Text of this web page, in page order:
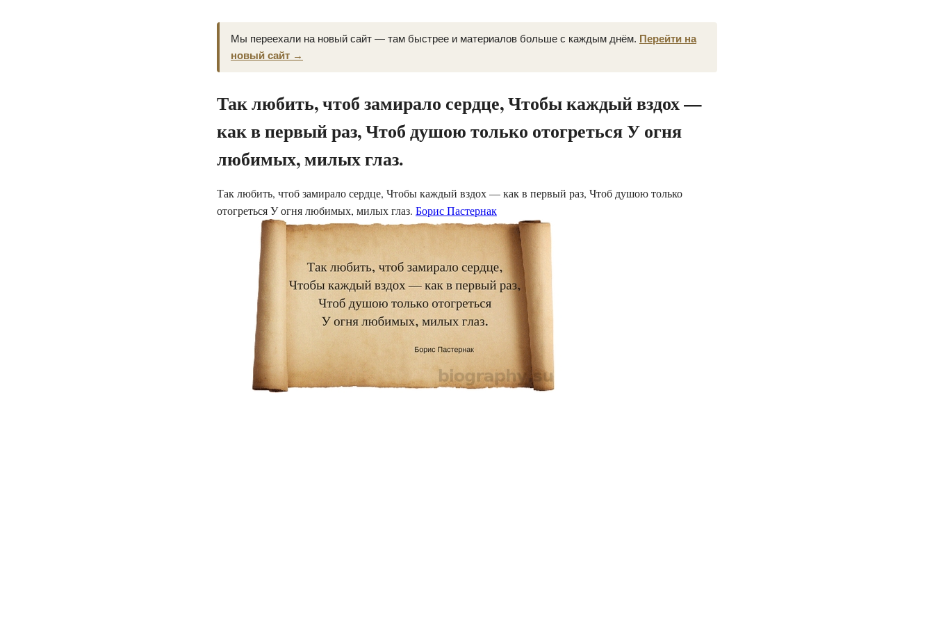
Мы переехали на новый сайт — там быстрее и материалов больше с каждым днём. Перейти на
новый сайт →
Так любить, чтоб замирало сердце, Чтобы каждый вздох —
как в первый раз, Чтоб душою только отогреться У огня
любимых, милых глаз.
Так любить, чтоб замирало сердце, Чтобы каждый вздох — как в первый раз, Чтоб душою только
отогреться У огня любимых, милых глаз. Борис Пастернак